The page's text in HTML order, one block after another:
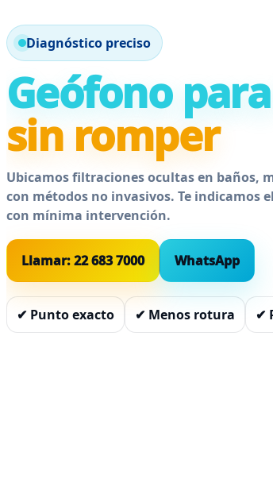
Diagnóstico preciso
Geófono
sin romper
Ubicamos filtraciones ocultas en baños,
con métodos no invasivos. Te indicamos
con mínima intervención.
Llamar: 22 683 7000 WhatsApp
✔ Punto exacto ✔ Menos rotura ✔